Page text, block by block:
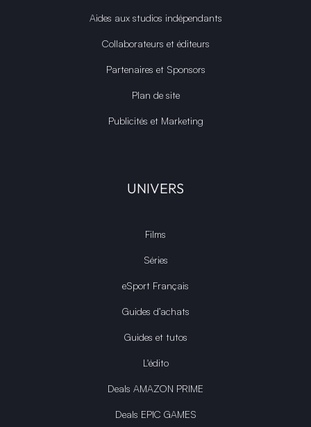
Aides aux studios indépendants
Collaborateurs et éditeurs
Partenaires et Sponsors
Plan de site
Publicités et Marketing
UNIVERS
Films
Séries
eSport Français
Guides d’achats
Guides et tutos
L'édito
Deals AMAZON PRIME
Deals EPIC GAMES